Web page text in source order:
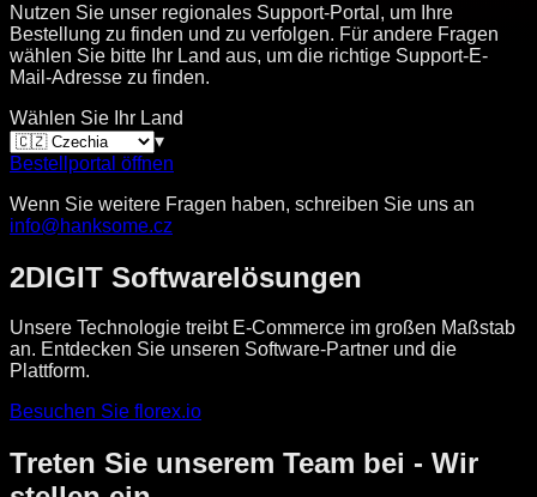
Nutzen Sie unser regionales Support-Portal, um Ihre
Bestellung zu finden und zu verfolgen. Für andere Fragen
wählen Sie bitte Ihr Land aus, um die richtige Support-E-
Mail-Adresse zu finden.
Wählen Sie Ihr Land
▾
Bestellportal öffnen
Wenn Sie weitere Fragen haben, schreiben Sie uns an
info@hanksome.cz
2DIGIT Softwarelösungen
Unsere Technologie treibt E-Commerce im großen Maßstab
an. Entdecken Sie unseren Software-Partner und die
Plattform.
Besuchen Sie florex.io
Treten Sie unserem Team bei - Wir